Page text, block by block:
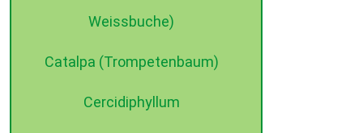
Weissbuche)
Catalpa (Trompetenbaum)
Cercidiphyllum